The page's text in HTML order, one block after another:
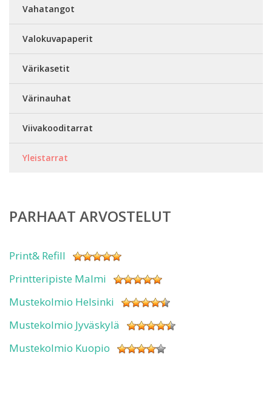
Vahatangot
Valokuvapaperit
Värikasetit
Värinauhat
Viivakooditarrat
Yleistarrat
PARHAAT ARVOSTELUT
Print& Refill
Printteripiste Malmi
Mustekolmio Helsinki
Mustekolmio Jyväskylä
Mustekolmio Kuopio